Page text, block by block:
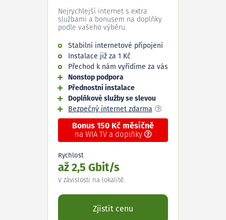
Nejrychlejší internet s extra
službami a bonusem na doplňky
podle vašeho výběru.
Stabilní internetové připojení
Instalace již za 1 Kč
Přechod k nám vyřídíme za vás
Nonstop podpora
Přednostní instalace
Doplňkové služby se slevou
Bezpečný internet zdarma
Bonus 150 Kč měsíčně
na WIA TV a doplňky
Rychlost
až 2,5 Gbit/s
V závislosti na lokalitě.
Zjistit cenu